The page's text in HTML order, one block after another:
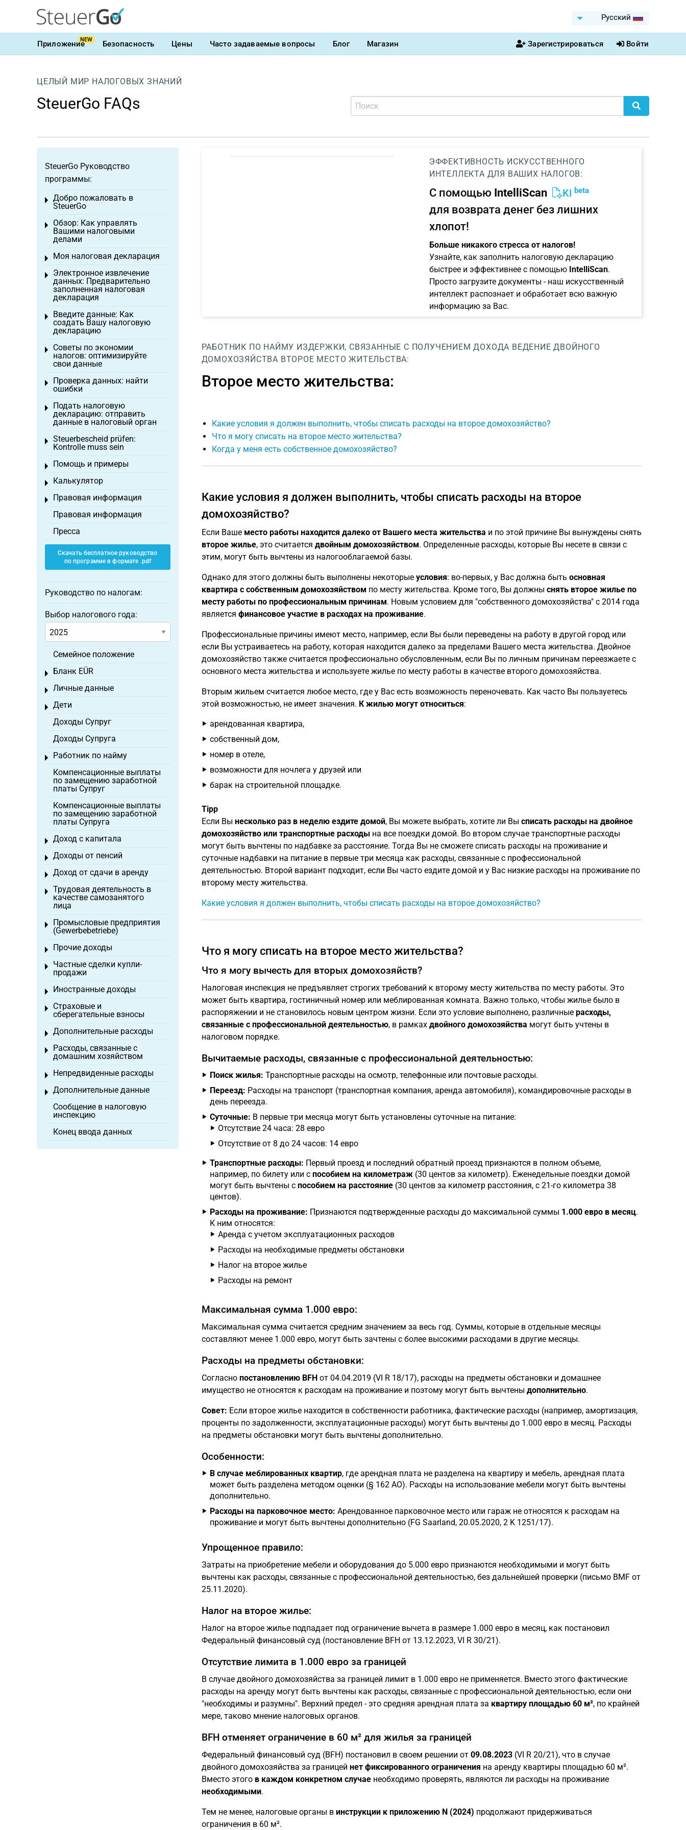
Pусский
ПриложениеNEW Безопасность Цены Часто задаваемые вопросы Блог Магазин Зарегистрироваться Войти
ЦЕЛЫЙ МИР НАЛОГОВЫХ ЗНАНИЙ
SteuerGo FAQs
ЭФФЕКТИВНОСТЬ ИСКУССТВЕННОГО
ИНТЕЛЛЕКТА ДЛЯ ВАШИХ НАЛОГОВ:
С помощью IntelliScan KI beta
для возврата денег без лишних
хлопот!
Больше никакого стресса от налогов!
Узнайте, как заполнить налоговую декларацию
быстрее и эффективнее с помощью IntelliScan.
Просто загрузите документы - наш искусственный
интеллект распознает и обработает всю важную
информацию за Вас.
РАБОТНИК ПО НАЙМУ ИЗДЕРЖКИ, СВЯЗАННЫЕ С ПОЛУЧЕНИЕМ ДОХОДА ВЕДЕНИЕ ДВОЙНОГО
ДОМОХОЗЯЙСТВА ВТОРОЕ МЕСТО ЖИТЕЛЬСТВА:
Второе место жительства:
Какие условия я должен выполнить, чтобы списать расходы на второе домохозяйство?
Что я могу списать на второе место жительства?
Когда у меня есть собственное домохозяйство?
Какие условия я должен выполнить, чтобы списать расходы на второе
домохозяйство?
Если Ваше место работы находится далеко от Вашего места жительства и по этой причине Вы вынуждены снять
второе жилье, это считается двойным домохозяйством. Определенные расходы, которые Вы несете в связи с
этим, могут быть вычтены из налогооблагаемой базы.
Однако для этого должны быть выполнены некоторые условия: во-первых, у Вас должна быть основная
квартира с собственным домохозяйством по месту жительства. Кроме того, Вы должны снять второе жилье по
месту работы по профессиональным причинам. Новым условием для "собственного домохозяйства" с 2014 года
является финансовое участие в расходах на проживание.
Профессиональные причины имеют место, например, если Вы были переведены на работу в другой город или
если Вы устраиваетесь на работу, которая находится далеко за пределами Вашего места жительства. Двойное
домохозяйство также считается профессионально обусловленным, если Вы по личным причинам переезжаете с
основного места жительства и используете жилье по месту работы в качестве второго домохозяйства.
Вторым жильем считается любое место, где у Вас есть возможность переночевать. Как часто Вы пользуетесь
этой возможностью, не имеет значения. К жилью могут относиться:
арендованная квартира,
собственный дом,
номер в отеле,
возможности для ночлега у друзей или
барак на строительной площадке.
Tipp
Если Вы несколько раз в неделю ездите домой, Вы можете выбрать, хотите ли Вы списать расходы на двойное
домохозяйство или транспортные расходына все поездки домой. Во втором случае транспортные расходы
могут быть вычтены по надбавке за расстояние. Тогда Вы не сможете списать расходы на проживание и
суточные надбавки на питание в первые три месяца как расходы, связанные с профессиональной
деятельностью. Второй вариант подходит, если Вы часто ездите домой и у Вас низкие расходы на проживание по
второму месту жительства.
Какие условия я должен выполнить, чтобы списать расходы на второе домохозяйство?
Что я могу списать на второе место жительства?
Что я могу вычесть для вторых домохозяйств?
Налоговая инспекция не предъявляет строгих требований к второму месту жительства по месту работы. Это
может быть квартира, гостиничный номер или меблированная комната. Важно только, чтобы жилье было в
распоряжении и не становилось новым центром жизни. Если это условие выполнено, различные расходы,
связанные с профессиональной деятельностью, в рамках двойного домохозяйства могут быть учтены в
налоговом порядке.
Вычитаемые расходы, связанные с профессиональной деятельностью:
Поиск жилья: Транспортные расходы на осмотр, телефонные или почтовые расходы.
Переезд: Расходы на транспорт (транспортная компания, аренда автомобиля), командировочные расходы в
день переезда.
Суточные: В первые три месяца могут быть установлены суточные на питание:
Отсутствие 24 часа: 28 евро
Отсутствие от 8 до 24 часов: 14 евро
Транспортные расходы: Первый проезд и последний обратный проезд признаются в полном объеме,
например, по билету или с пособием на километраж(30 центов за километр). Еженедельные поездки домой
могут быть вычтены с пособием на расстояние(30 центов за километр расстояния, с 21-го километра 38
центов).
Расходы на проживание: Признаются подтвержденные расходы до максимальной суммы 1.000 евро в месяц.
К ним относятся:
Аренда с учетом эксплуатационных расходов
Расходы на необходимые предметы обстановки
Налог на второе жилье
Расходы на ремонт
Максимальная сумма 1.000 евро:
Максимальная сумма считается средним значением за весь год. Суммы, которые в отдельные месяцы
составляют менее 1.000 евро, могут быть зачтены с более высокими расходами в другие месяцы.
Расходы на предметы обстановки:
Согласно постановлению BFHот 04.04.2019 (VI R 18/17), расходы на предметы обстановки и домашнее
имущество не относятся к расходам на проживание и поэтому могут быть вычтены дополнительно.
Совет: Если второе жилье находится в собственности работника, фактические расходы (например, амортизация,
проценты по задолженности, эксплуатационные расходы) могут быть вычтены до 1.000 евро в месяц. Расходы
на предметы обстановки могут быть вычтены дополнительно.
Особенности:
В случае меблированных квартир, где арендная плата не разделена на квартиру и мебель, арендная плата
может быть разделена методом оценки (§ 162 AO). Расходы на использование мебели могут быть вычтены
дополнительно.
Расходы на парковочное место: Арендованное парковочное место или гараж не относятся к расходам на
проживание и могут быть вычтены дополнительно (FG Saarland, 20.05.2020, 2 K 1251/17).
Упрощенное правило:
Затраты на приобретение мебели и оборудования до 5.000 евро признаются необходимыми и могут быть
вычтены как расходы, связанные с профессиональной деятельностью, без дальнейшей проверки (письмо BMF от
25.11.2020).
Налог на второе жилье:
Налог на второе жилье подпадает под ограничение вычета в размере 1.000 евро в месяц, как постановил
Федеральный финансовый суд (постановление BFH от 13.12.2023, VI R 30/21).
Отсутствие лимита в 1.000 евро за границей
В случае двойного домохозяйства за границей лимит в 1.000 евро не применяется. Вместо этого фактические
расходы на аренду могут быть вычтены как расходы, связанные с профессиональной деятельностью, если они
"необходимы и разумны". Верхний предел - это средняя арендная плата за квартиру площадью 60 м², по крайней
мере, таково мнение налоговых органов.
BFH отменяет ограничение в 60 м² для жилья за границей
Федеральный финансовый суд (BFH) постановил в своем решении от 09.08.2023(VI R 20/21), что в случае
двойного домохозяйства за границей нет фиксированного ограничения на аренду квартиры площадью 60 м².
Вместо этого в каждом конкретном случаенеобходимо проверять, являются ли расходы на проживание
необходимыми.
Тем не менее, налоговые органы в инструкции к приложению N (2024) продолжают придерживаться
ограничения в 60 м².
SteuerGo Руководство
программы:
Добро пожаловать в
SteuerGo
Toggle menu
Обзор: Как управлять
Вашими налоговыми
делами
Toggle menu
Моя налоговая декларация
Toggle menu
Электронное извлечение
данных: Предварительно
заполненная налоговая
декларация
Toggle menu
Введите данные: Как
создать Вашу налоговую
декларацию
Toggle menu
Советы по экономии
налогов: оптимизируйте
свои данные
Toggle menu
Проверка данных: найти
ошибки
Toggle menu
Подать налоговую
декларацию: отправить
данные в налоговый орган
Toggle menu
Steuerbescheid prüfen:
Kontrolle muss sein
Toggle menu
Помощь и примеры
Toggle menu
Калькулятор
Toggle menu
Правовая информация
Toggle menu
Правовая информация
Пресса
Скачать бесплатное руководство
по программе в формате .pdf
Руководство по налогам:
Выбор налогового года:
Семейное положение
Бланк EÜR
Toggle menu
Личные данные
Toggle menu
Дети
Toggle menu
Доходы Супруг
Доходы Супруга
Работник по найму
Toggle menu
Компенсационные выплаты
по замещению заработной
платы Супруг
Компенсационные выплаты
по замещению заработной
платы Супруга
Доход с капитала
Toggle menu
Доходы от пенсий
Toggle menu
Доход от сдачи в аренду
Toggle menu
Трудовая деятельность в
качестве самозанятого
лица
Toggle menu
Промысловые предприятия
(Gewerbebetriebe)
Toggle menu
Прочие доходы
Toggle menu
Частные сделки купли-
продажи
Toggle menu
Иностранные доходы
Toggle menu
Страховые и
сберегательные взносы
Toggle menu
Дополнительные расходы
Toggle menu
Расходы, связанные с
домашним хозяйством
Toggle menu
Непредвиденные расходы
Toggle menu
Дополнительные данные
Toggle menu
Сообщение в налоговую
инспекцию
Конец ввода данных